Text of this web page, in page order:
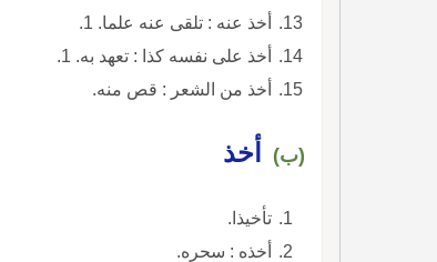
أخذ عنه : تلقى عنه علما. 1.
أخذ على نفسه كذا : تعهد به. 1.
أخذ من الشعر : قص منه.
(ب) أخذ
تأخيذا.
أخذه : سحره.